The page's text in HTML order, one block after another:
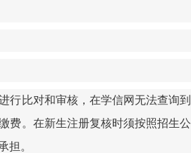
行比对和审核，在学信网无法查询到
费。在新生注册复核时须按照招生公
担 。